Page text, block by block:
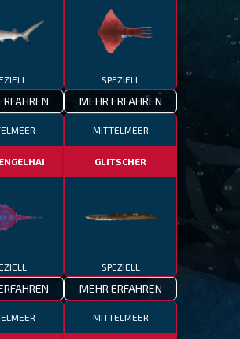
SPEZIELL
MEHR ERFAHREN
MITTELMEER
GLITSCHER
SPEZIELL
MEHR ERFAHREN
MITTELMEER